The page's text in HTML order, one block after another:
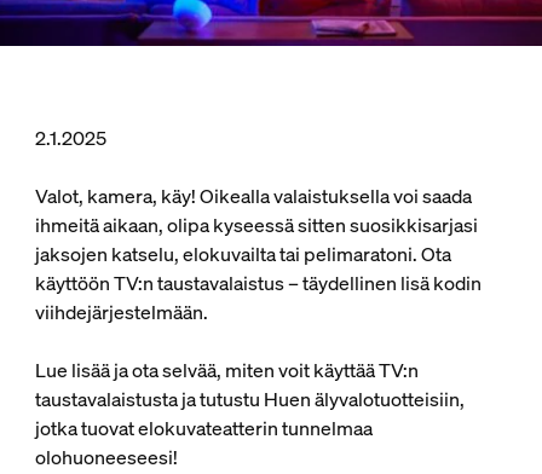
2.1.2025
Valot, kamera, käy! Oikealla valaistuksella voi saada
ihmeitä aikaan, olipa kyseessä sitten suosikkisarjasi
jaksojen katselu, elokuvailta tai pelimaratoni. Ota
käyttöön TV:n taustavalaistus – täydellinen lisä kodin
viihdejärjestelmään.
Lue lisää ja ota selvää, miten voit käyttää TV:n
taustavalaistusta ja tutustu Huen älyvalotuotteisiin,
jotka tuovat elokuvateatterin tunnelmaa
olohuoneeseesi!